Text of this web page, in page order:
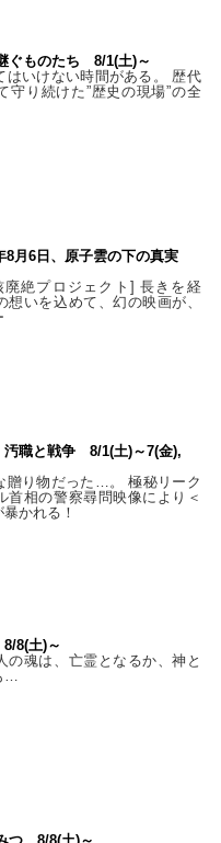
ぐものたち 8/1(土)～
はいけない時間がある。 歴代
守り続けた”歴史の現場”の全
8月6日、原子雲の下の真実
絶プロジェクト] 長きを経
想いを込めて、幻の映画が、
職と戦争 8/1(土)～7(金),
贈り物だった…。 極秘リーク
首相の警察尋問映像により＜
かれる！
8(土)～
の魂は、亡霊となるか、神と
…